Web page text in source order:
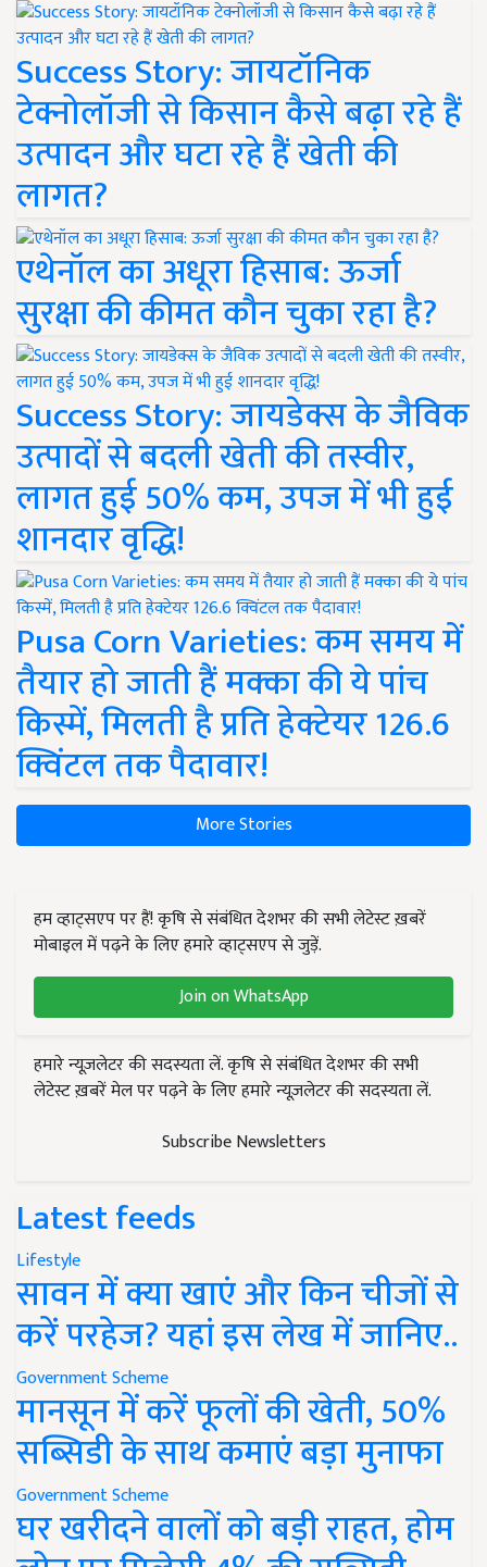
Success Story: जायटॉनिक
टेक्नोलॉजी से किसान कैसे बढ़ा रहे हैं
उत्पादन और घटा रहे हैं खेती की
लागत?
एथेनॉल का अधूरा हिसाब: ऊर्जा
सुरक्षा की कीमत कौन चुका रहा है?
Success Story: जायडेक्स के जैविक
उत्पादों से बदली खेती की तस्वीर,
लागत हुई 50% कम, उपज में भी हुई
शानदार वृद्धि!
Pusa Corn Varieties: कम समय में
तैयार हो जाती हैं मक्का की ये पांच
किस्में, मिलती है प्रति हेक्टेयर 126.6
क्विंटल तक पैदावार!
More Stories
हम व्हाट्सएप पर हैं! कृषि से संबंधित देशभर की सभी लेटेस्ट ख़बरें
मोबाइल में पढ़ने के लिए हमारे व्हाट्सएप से जुड़ें.
Join on WhatsApp
हमारे न्यूज़लेटर की सदस्यता लें. कृषि से संबंधित देशभर की सभी
लेटेस्ट ख़बरें मेल पर पढ़ने के लिए हमारे न्यूज़लेटर की सदस्यता लें.
Subscribe Newsletters
Latest feeds
Lifestyle
सावन में क्या खाएं और किन चीजों से
करें परहेज? यहां इस लेख में जानिए..
Government Scheme
मानसून में करें फूलों की खेती, 50%
सब्सिडी के साथ कमाएं बड़ा मुनाफा
Government Scheme
घर खरीदने वालों को बड़ी राहत, होम